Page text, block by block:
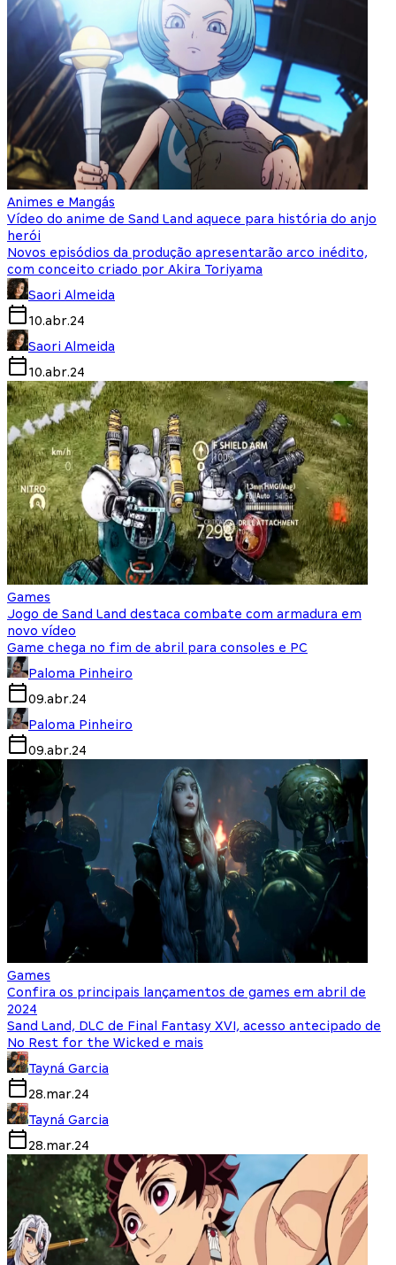
Animes e Mangás
Vídeo do anime de Sand Land aquece para história do anjo
herói
Novos episódios da produção apresentarão arco inédito,
com conceito criado por Akira Toriyama
Saori Almeida
10.abr.24
Saori Almeida
10.abr.24
Games
Jogo de Sand Land destaca combate com armadura em
novo vídeo
Game chega no fim de abril para consoles e PC
Paloma Pinheiro
09.abr.24
Paloma Pinheiro
09.abr.24
Games
Confira os principais lançamentos de games em abril de
2024
Sand Land, DLC de Final Fantasy XVI, acesso antecipado de
No Rest for the Wicked e mais
Tayná Garcia
28.mar.24
Tayná Garcia
28.mar.24